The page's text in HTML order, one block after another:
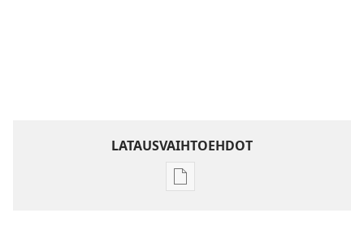
LATAUSVAIHTOEHDOT
Julkaisujen